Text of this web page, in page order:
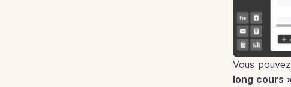
Vous
long cours